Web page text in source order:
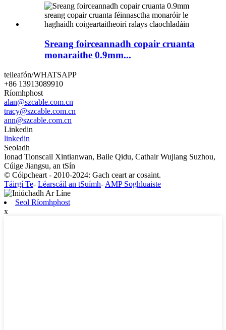
Sreang foirceannadh copair cruanta
monaraithe 0.9mm...
teileafón/WHATSAPP
+86 13913089910
Ríomhphost
alan@szcable.com.cn
tracy@szcable.com.cn
ann@szcable.com.cn
Linkedin
linkedin
Seoladh
Ionad Tionscail Xintianwan, Baile Qidu, Cathair Wujiang Suzhou,
Cúige Jiangsu, an tSín
© Cóipcheart - 2010-2024: Gach ceart ar cosaint.
Táirgí Te- Léarscáil an tSuímh- AMP Soghluaiste
Seol Ríomhphost
x